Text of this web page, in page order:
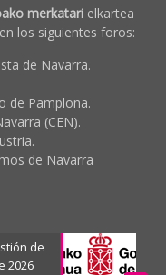
merkatarielkartea
los siguientes foros:
de Navarra.
de Pamplona.
(CEN).
de Navarra
de
2026